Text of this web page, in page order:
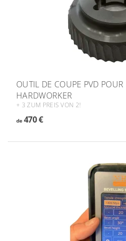
OUTIL DE COUPE PVD
HARDWORKER
+ 3 ZUM PREIS VON 2!
de470 €